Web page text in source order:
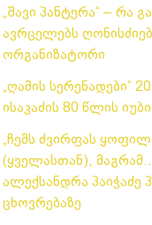
„შავი პანტერა“ – რა
ავრცელებს
ორგანიზატორი
„ღამის სერენადები“
ისაკაძის 80 წლის
„ჩემს ძვირფას
(ყველასთან),
ალექსანდრა პაიჭაძე
ცხოვრებაზე